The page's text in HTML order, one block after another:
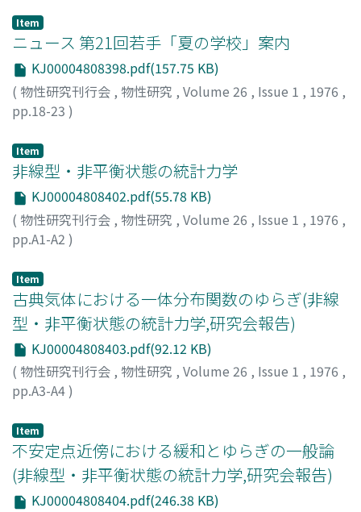
Item
ニュース 第21回若手「夏の学校」案内
KJ00004808398.pdf(157.75 KB)
( 物性研究刊行会 , 物性研究 , Volume 26 , Issue 1 , 1976 ,
pp.18-23 )
Item
非線型・非平衡状態の統計力学
KJ00004808402.pdf(55.78 KB)
( 物性研究刊行会 , 物性研究 , Volume 26 , Issue 1 , 1976 ,
pp.A1-A2 )
Item
古典気体における一体分布関数のゆらぎ(非線
型・非平衡状態の統計力学,研究会報告)
KJ00004808403.pdf(92.12 KB)
( 物性研究刊行会 , 物性研究 , Volume 26 , Issue 1 , 1976 ,
pp.A3-A4)
Moyuru
Item
不安定点近傍における緩和とゆらぎの一般論
(非線型・非平衡状態の統計力学,研究会報告)
KJ00004808404.pdf(246.38 KB)